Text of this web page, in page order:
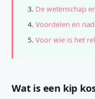
De wetenschap
Voordelen en
Voor wie is het
Wat is een kip